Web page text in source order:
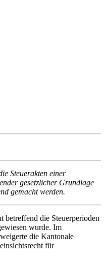
Steuerakten einer
gesetzlicher Grundlage
gemacht werden.
betreffend die Steuerperioden
wurde. Im
die Kantonale
für